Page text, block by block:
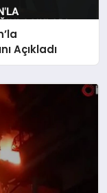
Açıkladı